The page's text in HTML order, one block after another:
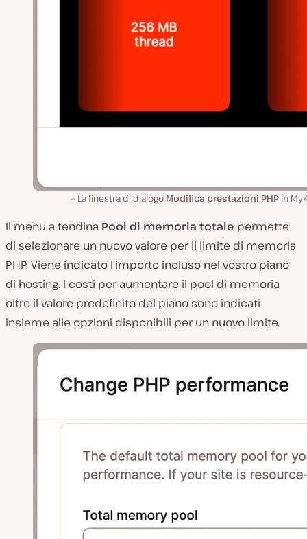
La finestra di dialogo Modifica prestazioni PHP in
Il menu a tendina Pool di memoria totale permette
di selezionare un nuovo valore per il limite di memoria
PHP. Viene indicato l’importo incluso nel vostro piano
di hosting. I costi per aumentare il pool di memoria
oltre il valore predefinito del piano sono indicati
insieme alle opzioni disponibili per un nuovo limite.